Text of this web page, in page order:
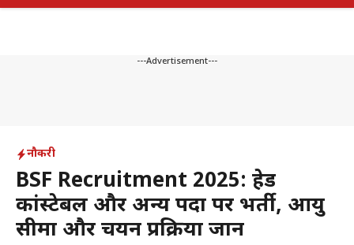
---Advertisement---
नौकरी
BSF Recruitment 2025: हेड
कांस्टेबल और अन्य पदों पर भर्ती, आयु
सीमा और चयन प्रक्रिया जानें